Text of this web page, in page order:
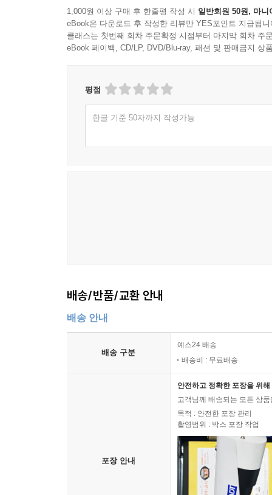
1,000원 이상 구매 후 한줄평 작성 시 일반회원 50원, 마니
eBook은 다운로드 후 작성한 리뷰만 YES포인트 지급됩니
클래스는 첫번째 회차 주문확정 시점부터 마지막 회차 주
eBook 페이백, CD/LP, DVD/Blu-ray, 패션 및 판매금지 상
평점
한글 기준 50자까지 작성가능
배송/반품/교환 안내
배송 안내
배송 구분
예스24 배송
배송비 : 무료배송
포장 안내
안전하고 정확한 포장을 위
고객님께 배송되는 모든 상
목적 : 안전한 포장 관리
촬영범위 : 박스 포장 작업